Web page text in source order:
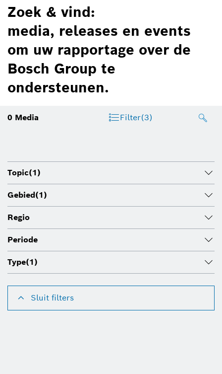
Zoek & vind:
media, releases en events
om uw rapportage over de
Bosch Group te
ondersteunen.
0 Media Filter(3)
Topic(1)
Gebied(1)
Regio
Periode
Type(1)
Sluit filters